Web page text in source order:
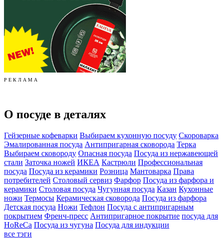
Р Е К Л А М А
О посуде в деталях
Гейзерные кофеварки Выбираем кухонную посуду Скороварка
Эмалированная посуда Антипригарная сковорода Терка
Выбираем сковороду Опасная посуда Посуда из нержавеющей
стали Заточка ножей ИКЕА Кастрюли Профессиональная
посуда Посуда из керамики Розница Мантоварка Права
потребителей Столовый сервиз Фарфор Посуда из фарфора и
керамики Столовая посуда Чугунная посуда Казан Кухонные
ножи Термосы Керамическая сковорода Посуда из фарфора
Детская посуда Ножи Тефлон Посуда с антипригарным
покрытием Френч-пресс Антипригарное покрытие посуда для
HoReCa Посуда из чугуна Посуда для индукции
все тэги